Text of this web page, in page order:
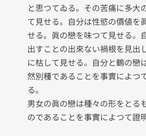
と思つてゐる。その苦痛に多大
て見せる。自分は性慾の價値を
せる。眞の戀を味つて見せる。
出すことの出來ない禍根を見出
に枯して見せる。自分と鶴の戀
然別種であることを事實によつ
る。
男女の眞の戀は種々の形をとる
のであることを事實によつて證